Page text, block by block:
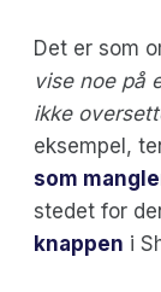
Det er som
vise noe på
ikke
eksempel,
som
stedet for
knappen i